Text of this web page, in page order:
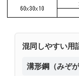
混同しやすい用
溝形鋼（みぞが